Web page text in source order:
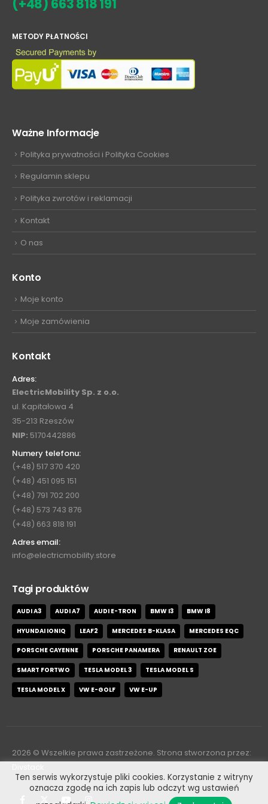
(+48) 663 818 191
METODY PŁATNOŚCI
Ważne Informacje
Polityka prywatności i Polityka Cookies
Regulamin sklepu
Polityka zwrotów i reklamacji
Kontakt
O nas
Konto
Moje konto
Moje zamówienia
Kontakt
Adres:
ElectricMobility Sp. z o.o.
ul. Kapitałowa 4
35-213 Rzeszów
NIP: 5170442886
Numery telefonu:
(+48) 517 370 420
(+48) 451 095 151
(+48) 791 702 200
(+48) 573 743 876
(+48) 663 818 191
Adres email:
info@electricmobility.store
Tagi produktów
AUDI A3 AUDI A7 AUDI E-TRON BMW I3 BMW I8
HYUNDAI IONIQ LEAF2 MERCEDES B-KLASA MERCEDES EQC
PORSCHE CAYENNE PORSCHE PANAMERA RENAULT ZOE
SMART FORTWO TESLA MODEL 3 TESLA MODEL S
TESLA MODEL X VW E-GOLF VW E-UP
2026 © Wszelkie prawa zastrzeżone. Strona stworzona przez:
Ten serwis wykorzystuje pliki cookies. Korzystanie z witryny
oznacza zgodę na ich zapis lub odczyt wg ustawień